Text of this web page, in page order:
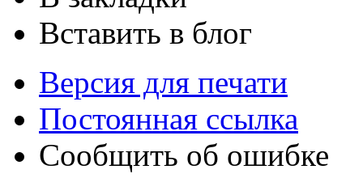
Вставить в блог
Версия для печати
Постоянная ссылка
Сообщить об ошибке